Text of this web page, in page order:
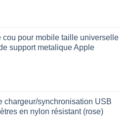
cou pour mobile taille universelle
support metalique Apple
chargeur/synchronisation USB
en nylon résistant (rose)